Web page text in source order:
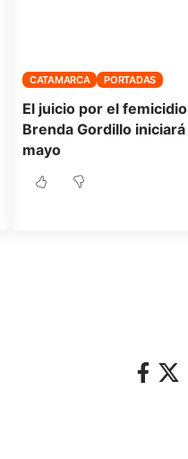
CATAMARCA PORTADAS
El juicio por el
Brenda Gordillo iniciará
mayo